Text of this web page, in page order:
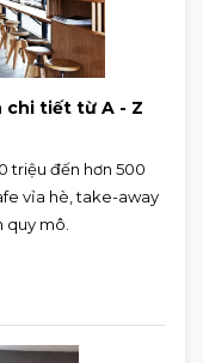
chi tiết từ A - Z
triệu đến hơn 500
vỉa hè, take-away
quy mô.